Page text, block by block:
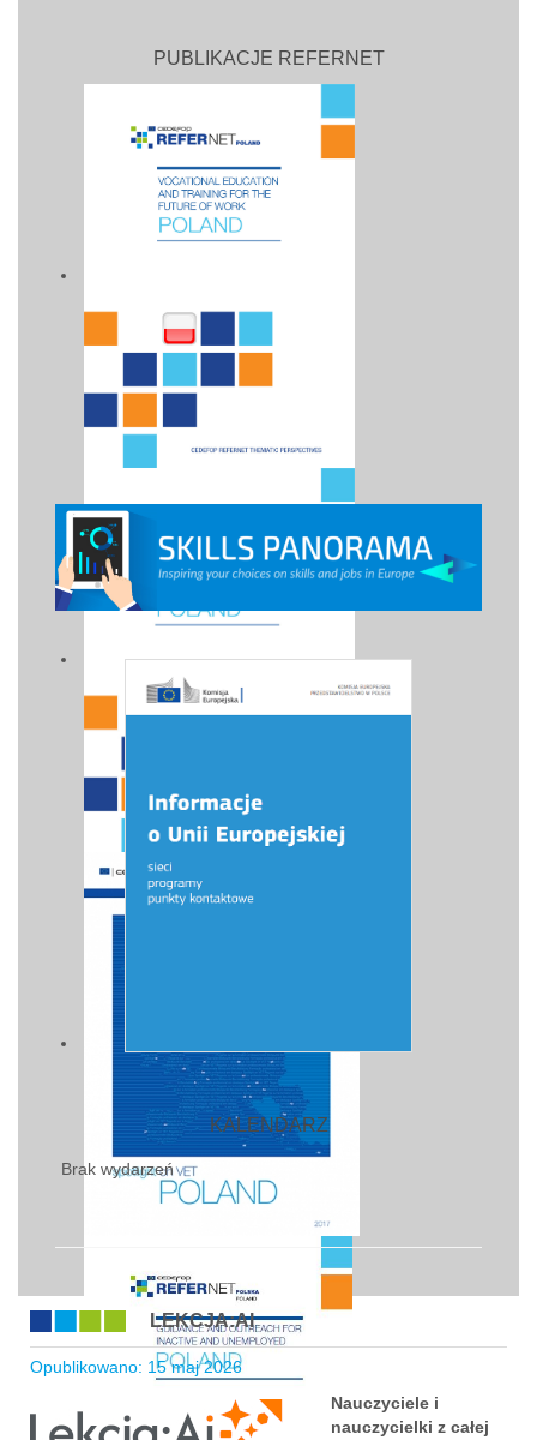
PUBLIKACJE REFERNET
KALENDARZ
Brak wydarzeń
LEKCJA:AI
Opublikowano: 15 maj 2026
Nauczyciele i
nauczycielki z całej